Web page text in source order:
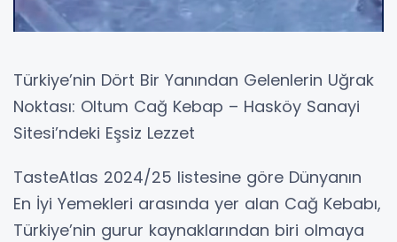
Türkiye’nin Dört Bir Yanından Gelenlerin Uğrak
Noktası: Oltum Cağ Kebap – Hasköy Sanayi
Sitesi’ndeki Eşsiz Lezzet
TasteAtlas 2024/25 listesine göre Dünyanın
En İyi Yemekleri arasında yer alan Cağ Kebabı,
Türkiye’nin gurur kaynaklarından biri olmaya